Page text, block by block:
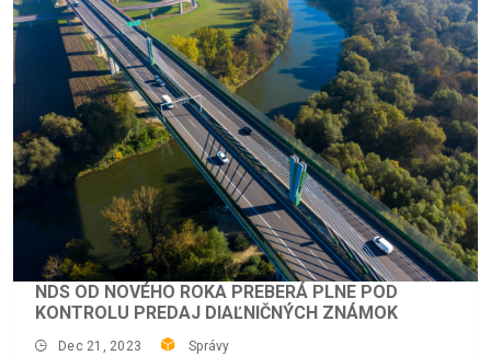
NDS OD NOVÉHO ROKA PREBERÁ PLNE POD
KONTROLU PREDAJ DIAĽNIČNÝCH ZNÁMOK
Dec 21, 2023 Správy